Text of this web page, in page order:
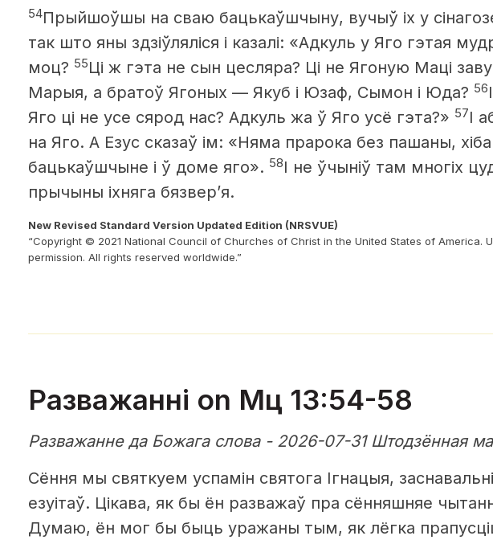
54Прыйшоўшы на сваю бацькаўшчыну, вучыў іх у
так што яны здзіўляліся і казалі: «Адкуль у Яго гэтая
моц? 55Ці ж гэта не сын цесляра? Ці не Ягоную Маці
Марыя, а братоў Ягоных — Якуб і Юзаф, Сымон і Юда? 56
Яго ці не усе сярод нас? Адкуль жа ў Яго усё гэта?» 57І
на Яго. А Езус сказаў ім: «Няма прарока без пашаны,
бацькаўшчыне і ў доме яго». 58І не ўчыніў там многіх
прычыны іхняга бязвер’я.
New Revised Standard Version Updated Edition (NRSVUE)
“Copyright © 2021 National Council of Churches of Christ in the United States of America.
permission. All rights reserved worldwide.”
Разважанні on Мц 13:54-58
Разважанне да Божага слова - 2026-07-31 Штодзённая
Сёння мы святкуем успамін святога Ігнацыя,
езуітаў. Цікава, як бы ён разважаў пра сённяшняе
Думаю, ён мог бы быць уражаны тым, як лёгка